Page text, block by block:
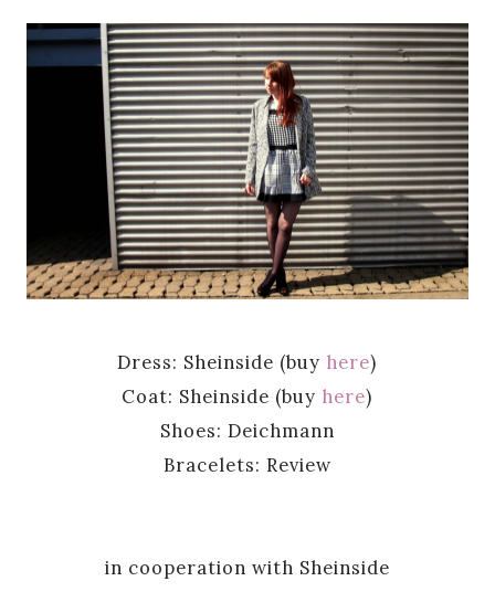
Dress: Sheinside (buy here)
Coat: Sheinside (buy here)
Shoes: Deichmann
Bracelets: Review
in cooperation with Sheinside